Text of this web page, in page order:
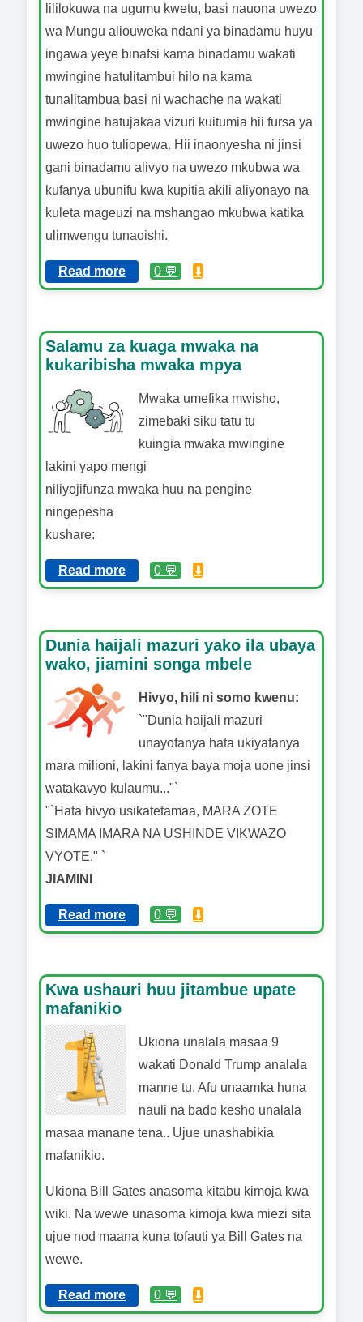
lililokuwa na ugumu kwetu, basi nauona uwezo
wa Mungu aliouweka ndani ya binadamu huyu
ingawa yeye binafsi kama binadamu wakati
mwingine hatulitambui hilo na kama
tunalitambua basi ni wachache na wakati
mwingine hatujakaa vizuri kuitumia hii fursa ya
uwezo huo tuliopewa. Hii inaonyesha ni jinsi
gani binadamu alivyo na uwezo mkubwa wa
kufanya ubunifu kwa kupitia akili aliyonayo na
kuleta mageuzi na mshangao mkubwa katika
ulimwengu tunaoishi.
Read more 0 💬 ⬇️
Salamu za kuaga mwaka na
kukaribisha mwaka mpya
Mwaka umefika mwisho,
zimebaki siku tatu tu
kuingia mwaka mwingine
lakini yapo mengi
niliyojifunza mwaka huu na pengine
ningepesha
kushare:
Read more 0 💬 ⬇️
Dunia haijali mazuri yako ila ubaya
wako, jiamini songa mbele
Hivyo, hili ni somo kwenu:
`"Dunia haijali mazuri
unayofanya hata ukiyafanya
mara milioni, lakini fanya baya moja uone jinsi
watakavyo kulaumu..."`
"`Hata hivyo usikatetamaa, MARA ZOTE
SIMAMA IMARA NA USHINDE VIKWAZO
VYOTE." `
JIAMINI
Read more 0 💬 ⬇️
Kwa ushauri huu jitambue upate
mafanikio
Ukiona unalala masaa 9
wakati Donald Trump analala
manne tu. Afu unaamka huna
nauli na bado kesho unalala
masaa manane tena.. Ujue unashabikia
mafanikio.
Ukiona Bill Gates anasoma kitabu kimoja kwa
wiki. Na wewe unasoma kimoja kwa miezi sita
ujue nod maana kuna tofauti ya Bill Gates na
wewe.
Read more 0 💬 ⬇️